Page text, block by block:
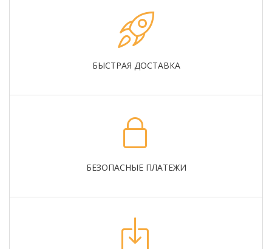
БЫСТРАЯ ДОСТАВКА
БЕЗОПАСНЫЕ ПЛАТЕЖИ